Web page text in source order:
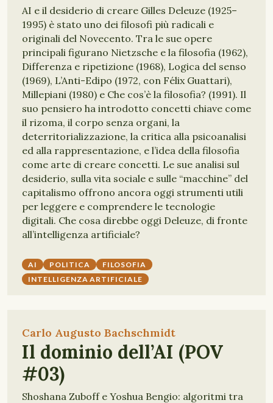
AI e il desiderio di creare Gilles Deleuze (1925–
1995) è stato uno dei filosofi più radicali e
originali del Novecento. Tra le sue opere
principali figurano Nietzsche e la filosofia (1962),
Differenza e ripetizione (1968), Logica del senso
(1969), L’Anti-Edipo (1972, con Félix Guattari),
Millepiani (1980) e Che cos’è la filosofia? (1991). Il
suo pensiero ha introdotto concetti chiave come
il rizoma, il corpo senza organi, la
deterritorializzazione, la critica alla psicoanalisi
ed alla rappresentazione, e l’idea della filosofia
come arte di creare concetti. Le sue analisi sul
desiderio, sulla vita sociale e sulle “macchine” del
capitalismo offrono ancora oggi strumenti utili
per leggere e comprendere le tecnologie
digitali. Che cosa direbbe oggi Deleuze, di fronte
all’intelligenza artificiale?
AI POLITICA
FILOSOFIA
INTELLIGENZA ARTIFICIALE
Carlo Augusto Bachschmidt
Il dominio dell’AI (POV
#03)
Shoshana Zuboff e Yoshua Bengio: algoritmi tra